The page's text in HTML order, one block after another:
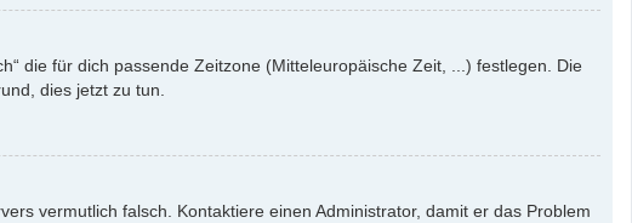
die für dich passende Zeitzone (Mitteleuropäische Zeit, ...) festlegen. Die
dies jetzt zu tun.
vermutlich falsch. Kontaktiere einen Administrator, damit er das Problem